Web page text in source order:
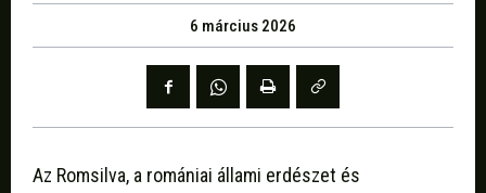
6 március 2026
Az Romsilva, a romániai állami erdészet és